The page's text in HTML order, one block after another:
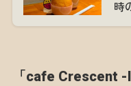
時
「cafe Crescent